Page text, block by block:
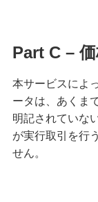
Part C –
本サービスによ
ータは、あくま
明記されていな
が実行取引を行
せん。